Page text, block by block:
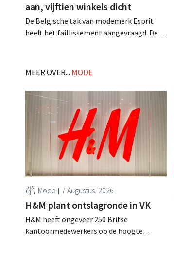
aan, vijftien winkels dicht
De Belgische tak van modemerk Esprit
heeft het faillissement aangevraagd. De
MEER OVER... MODE
Mode 7 Augustus, 2026
H&M plant ontslagronde in VK
H&M heeft ongeveer 250 Britse
kantoormedewerkers op de hoogte